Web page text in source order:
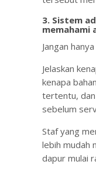
3. Sistem
memahami
Jangan
Jelaskan
kenapa
tertentu,
sebelum
Staf yang
lebih mudah
dapur mulai